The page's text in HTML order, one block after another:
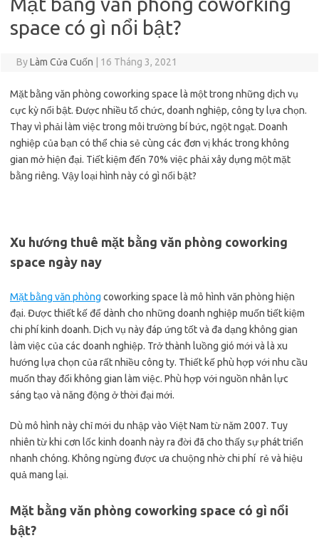
space có gì nổi bật?
ByLàm Cửa Cuốn 16 Tháng 3, 2021
Mặt bằng văn phòng coworking space là một trong những dịch vụ
cực kỳ nổi bật. Được nhiều tổ chức, doanh nghiệp, công ty lựa chọn.
Thay vì phải làm việc trong môi trường bí bức, ngột ngạt. Doanh
nghiệp của bạn có thể chia sẻ cùng các đơn vị khác trong không
gian mở hiện đại. Tiết kiệm đến 70% việc phải xây dựng một mặt
bằng riêng. Vậy loại hình này có gì nổi bật?
Xu hướng thuê mặt bằng văn phòng coworking
space ngày nay
Mặt bằng văn phòng coworking space là mô hình văn phòng hiện
đại. Được thiết kế để dành cho những doanh nghiệp muốn tiết kiệm
chi phí kinh doanh. Dịch vụ này đáp ứng tốt và đa dạng không gian
làm việc của các doanh nghiệp. Trở thành luồng gió mới và là xu
hướng lựa chọn của rất nhiều công ty. Thiết kế phù hợp với nhu cầu
muốn thay đổi không gian làm việc. Phù hợp với nguồn nhân lực
sáng tạo và năng động ở thời đại mới.
Dù mô hình này chỉ mới du nhập vào Việt Nam từ năm 2007. Tuy
nhiên từ khi cơn lốc kinh doanh này ra đời đã cho thấy sự phát triển
nhanh chóng. Không ngừng được ưa chuộng nhờ chi phí rẻ và hiệu
quả mang lại.
Mặt bằng văn phòng coworking space có gì nổi
bật?